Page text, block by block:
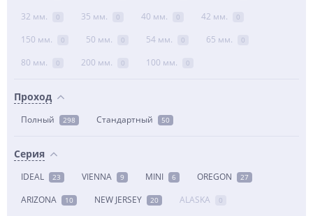
32 мм. 0 35 мм. 0 40 мм. 0 42 мм. 0
150 мм. 0 50 мм. 0 54 мм. 0 65 мм. 0
80 мм. 0 200 мм. 0 100 мм. 0
Проход
Полный 298 Стандартный 50
Серия
IDEAL 23 VIENNA 9 MINI 6 OREGON 27
ARIZONA 10 NEW JERSEY 20 ALASKA 0